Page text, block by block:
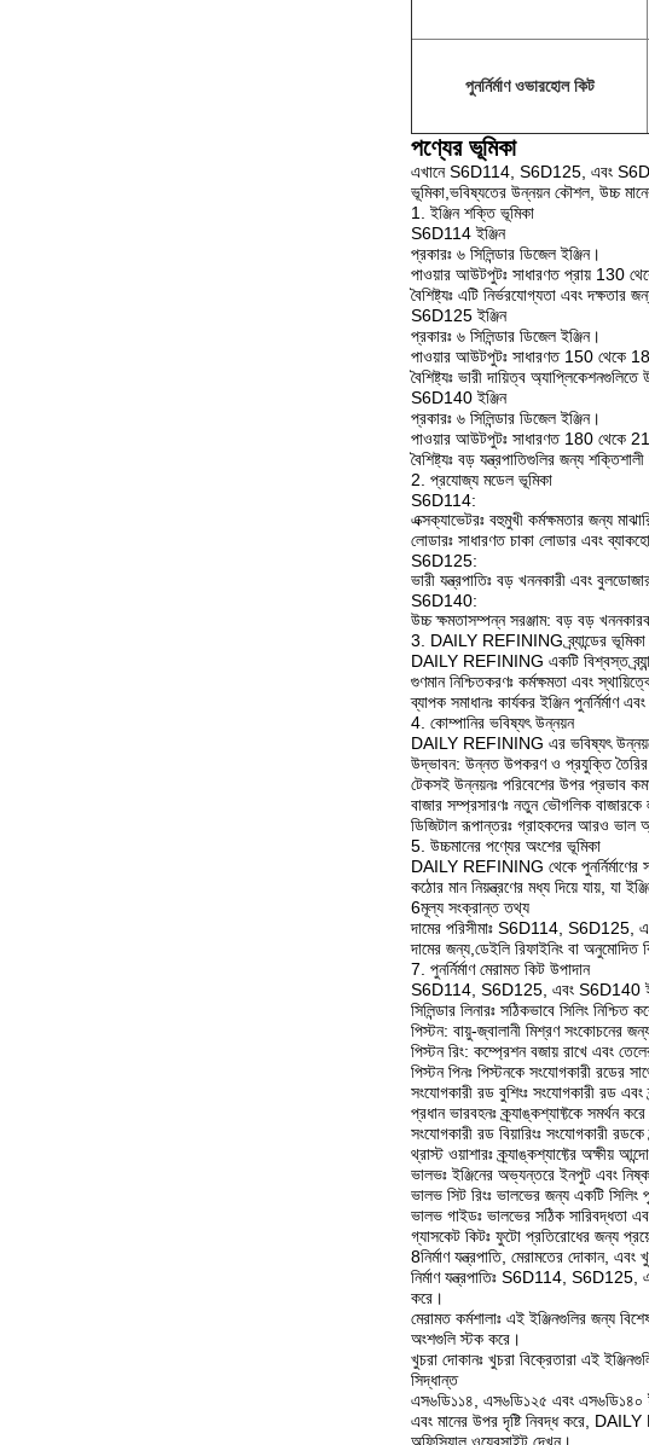
পুনর্নির্মাণ ওভারহোল কিট
পণ্যের ভূমিকা
এখানে S6D114, S6D125, এবং
ভূমিকা,ভবিষ্যতের উন্নয়ন কৌশল, উচ্চ
1. ইঞ্জিন শক্তি ভূমিকা
S6D114 ইঞ্জিন
প্রকারঃ ৬ সিলিন্ডার ডিজেল ইঞ্জিন।
পাওয়ার আউটপুটঃ সাধারণত প্রায় 130
বৈশিষ্ট্যঃ এটি নির্ভরযোগ্যতা এবং
S6D125 ইঞ্জিন
প্রকারঃ ৬ সিলিন্ডার ডিজেল ইঞ্জিন।
পাওয়ার আউটপুটঃ সাধারণত 150 থেকে
বৈশিষ্ট্যঃ ভারী দায়িত্ব
S6D140 ইঞ্জিন
প্রকারঃ ৬ সিলিন্ডার ডিজেল ইঞ্জিন।
পাওয়ার আউটপুটঃ সাধারণত 180 থেকে
বৈশিষ্ট্যঃ বড় যন্ত্রপাতিগুলির জন্য
2. প্রযোজ্য মডেল ভূমিকা
S6D114:
এক্সক্যাভেটরঃ বহুমুখী কর্মক্ষমতার জন্য
লোডারঃ সাধারণত চাকা লোডার এবং
S6D125:
ভারী যন্ত্রপাতিঃ বড় খননকারী এবং
S6D140:
উচ্চ ক্ষমতাসম্পন্ন সরঞ্জাম: বড় বড়
3. DAILY REFINING ব্র্যান্ডের ভূমিকা
DAILY REFINING একটি বিশ্বস্ত ব্র্যান্ড
গুণমান নিশ্চিতকরণঃ কর্মক্ষমতা এবং
ব্যাপক সমাধানঃ কার্যকর ইঞ্জিন পুনর্নির্মাণ
4. কোম্পানির ভবিষ্যৎ উন্নয়ন
DAILY REFINING এর ভবিষ্যৎ
উদ্ভাবন: উন্নত উপকরণ ও প্রযুক্তি তৈরির
টেকসই উন্নয়নঃ পরিবেশের উপর প্রভাব
বাজার সম্প্রসারণঃ নতুন ভৌগলিক বাজারকে
ডিজিটাল রূপান্তরঃ গ্রাহকদের আরও ভাল
5. উচ্চমানের পণ্যের অংশের ভূমিকা
DAILY REFINING থেকে পুনর্নির্মাণের
কঠোর মান নিয়ন্ত্রণের মধ্য দিয়ে যায়, যা
6মূল্য সংক্রান্ত তথ্য
দামের পরিসীমাঃ S6D114, S6D125,
দামের জন্য,ডেইলি রিফাইনিং বা অনুমোদিত
7. পুনর্নির্মাণ মেরামত কিট উপাদান
S6D114, S6D125, এবং S6D140
সিলিন্ডার লিনারঃ সঠিকভাবে সিলিং
পিস্টন: বায়ু-জ্বালানী মিশ্রণ সংকোচনের
পিস্টন রিং: কম্প্রেশন বজায় রাখে এবং
পিস্টন পিনঃ পিস্টনকে সংযোগকারী রডের
সংযোগকারী রড বুশিংঃ সংযোগকারী রড
প্রধান ভারবহনঃ ক্র্যাঙ্কশ্যাফ্টকে সমর্থন
সংযোগকারী রড বিয়ারিংঃ সংযোগকারী
থ্রাস্ট ওয়াশারঃ ক্র্যাঙ্কশ্যাফ্টের অক্ষীয়
ভালভঃ ইঞ্জিনের অভ্যন্তরে ইনপুট এবং
ভালভ সিট রিংঃ ভালভের জন্য একটি সিলিং
ভালভ গাইডঃ ভালভের সঠিক সারিবদ্ধতা
গ্যাসকেট কিটঃ ফুটো প্রতিরোধের জন্য
8নির্মাণ যন্ত্রপাতি, মেরামতের দোকান,
নির্মাণ যন্ত্রপাতিঃ S6D114, S6D125,
করে।
মেরামত কর্মশালাঃ এই ইঞ্জিনগুলির জন্য
অংশগুলি স্টক করে।
খুচরা দোকানঃ খুচরা বিক্রেতারা এই
সিদ্ধান্ত
এস৬ডি১১৪, এস৬ডি১২৫ এবং এস৬ডি১৪০
এবং মানের উপর দৃষ্টি নিবদ্ধ করে,